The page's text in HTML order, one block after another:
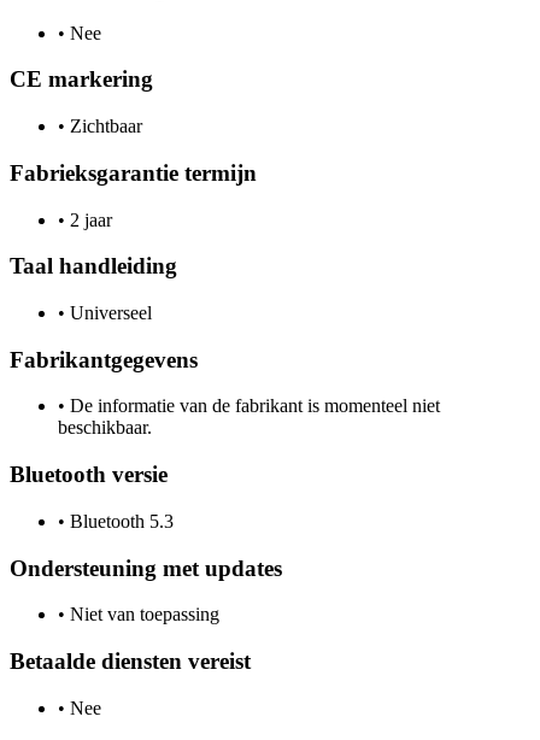
• Nee
CE markering
• Zichtbaar
Fabrieksgarantie termijn
• 2 jaar
Taal handleiding
• Universeel
Fabrikantgegevens
• De informatie van de fabrikant is momenteel niet
beschikbaar.
Bluetooth versie
• Bluetooth 5.3
Ondersteuning met updates
• Niet van toepassing
Betaalde diensten vereist
• Nee